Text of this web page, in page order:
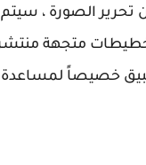
متجهة
خصيصاً لمساعدة